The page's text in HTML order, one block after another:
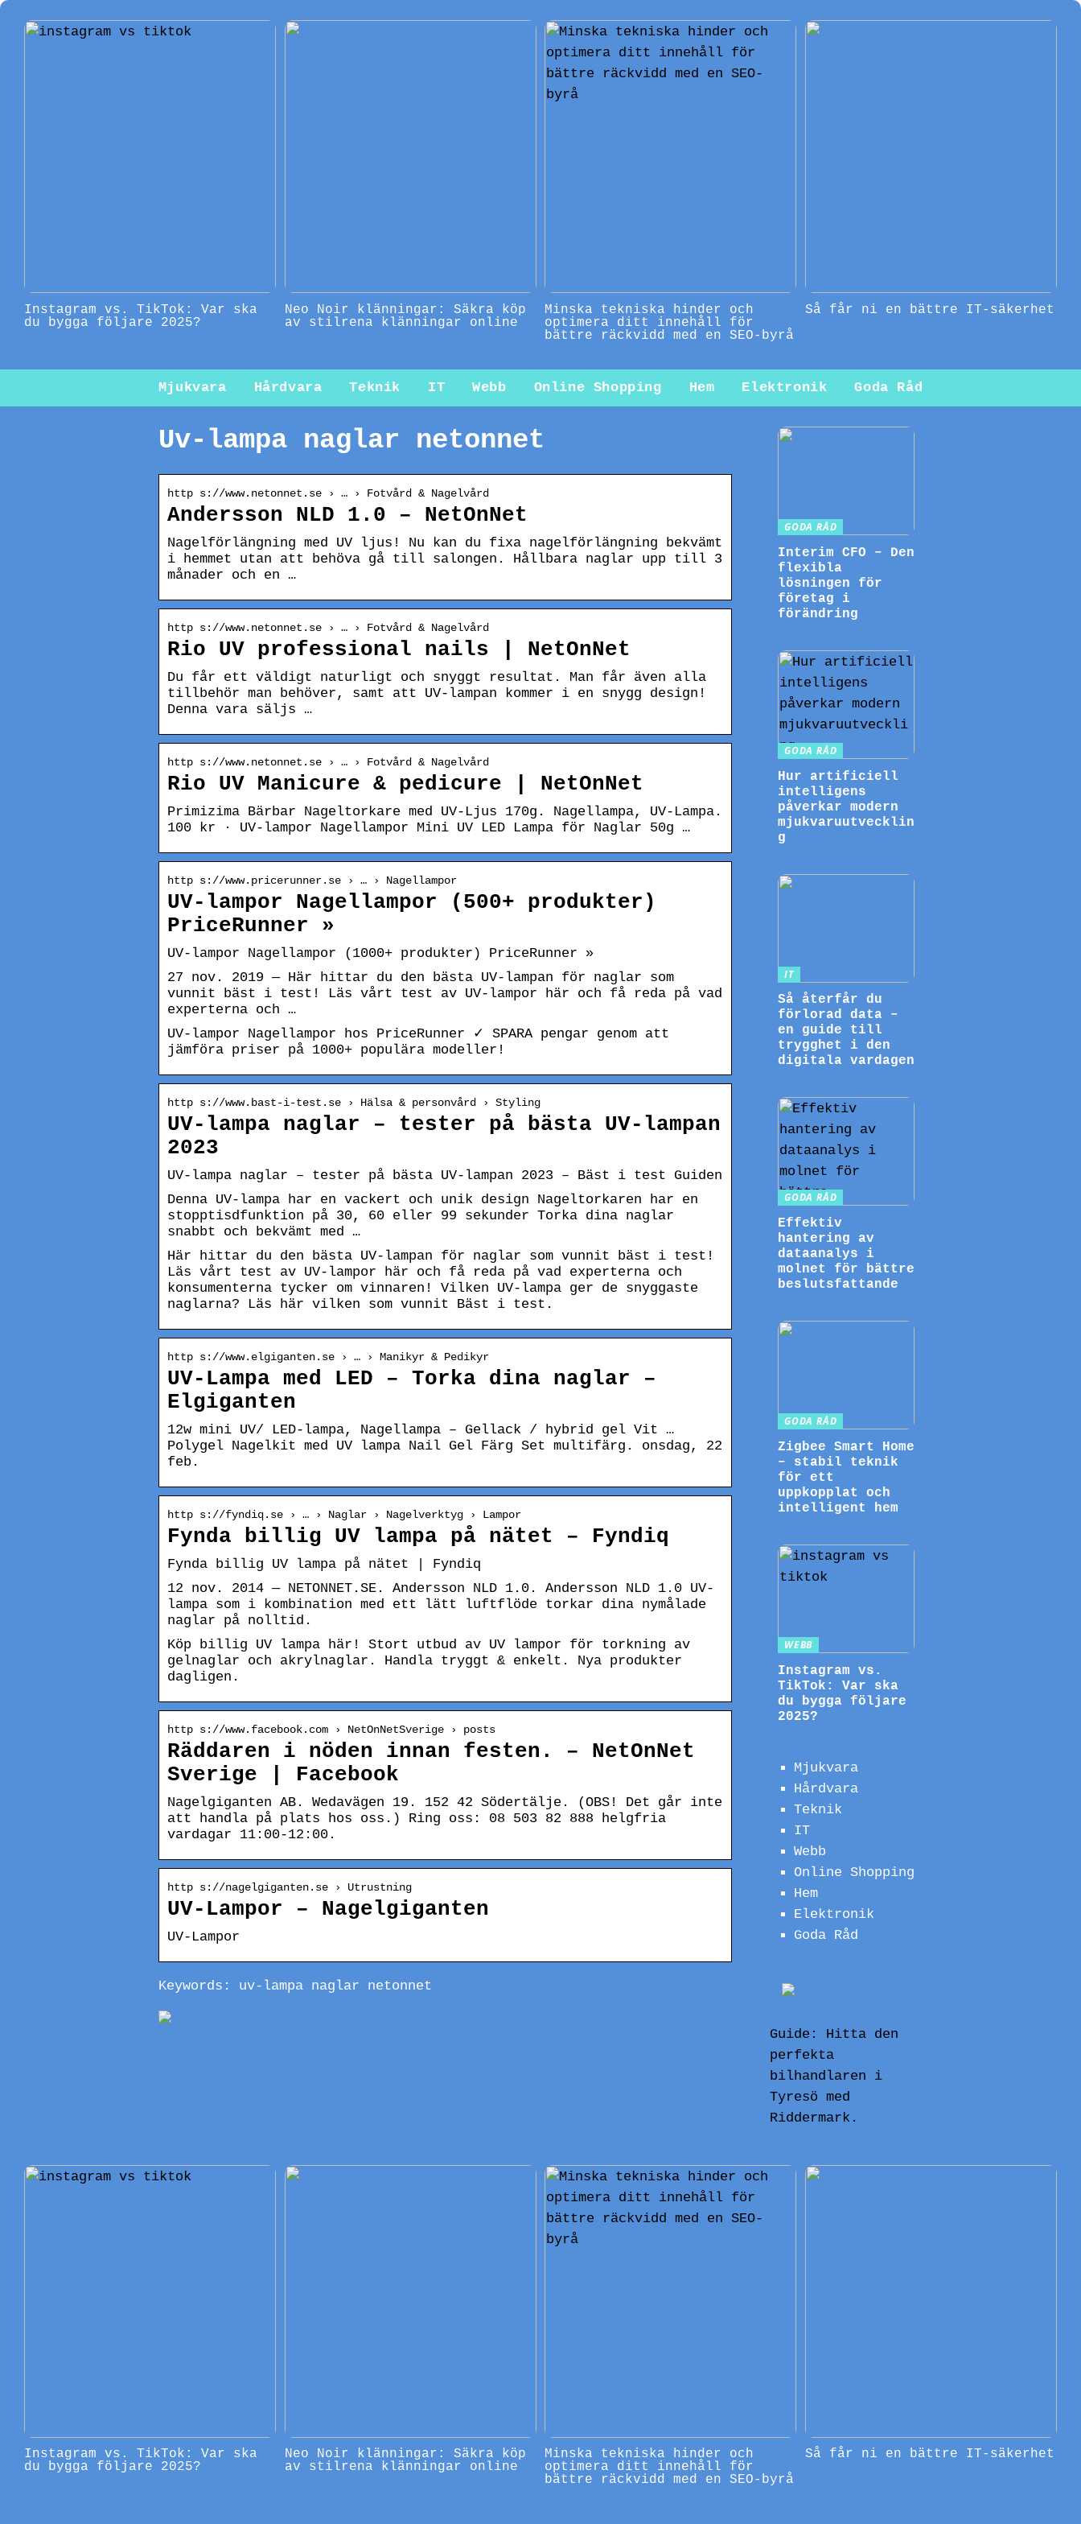
Instagram vs. TikTok: Var ska
du bygga följare 2025?
Neo Noir klänningar: Säkra köp
av stilrena klänningar online
Minska tekniska hinder och
optimera ditt innehåll för
bättre räckvidd med en SEO-byrå
Så får ni en bättre IT-säkerhet
Mjukvara Hårdvara Teknik IT Webb Online Shopping Hem Elektronik Goda Råd
Uv-lampa naglar netonnet
http s://www.netonnet.se › … › Fotvård & Nagelvård
Andersson NLD 1.0 – NetOnNet
Nagelförlängning med UV ljus! Nu kan du fixa nagelförlängning bekvämt
i hemmet utan att behöva gå till salongen. Hållbara naglar upp till 3
månader och en …
http s://www.netonnet.se › … › Fotvård & Nagelvård
Rio UV professional nails | NetOnNet
Du får ett väldigt naturligt och snyggt resultat. Man får även alla
tillbehör man behöver, samt att UV-lampan kommer i en snygg design!
Denna vara säljs …
http s://www.netonnet.se › … › Fotvård & Nagelvård
Rio UV Manicure & pedicure | NetOnNet
Primizima Bärbar Nageltorkare med UV-Ljus 170g. Nagellampa, UV-Lampa.
100 kr · UV-lampor Nagellampor Mini UV LED Lampa för Naglar 50g …
http s://www.pricerunner.se › … › Nagellampor
UV-lampor Nagellampor (500+ produkter)
PriceRunner »
UV-lampor Nagellampor (1000+ produkter) PriceRunner »
27 nov. 2019 — Här hittar du den bästa UV-lampan för naglar som
vunnit bäst i test! Läs vårt test av UV-lampor här och få reda på vad
experterna och …
UV-lampor Nagellampor hos PriceRunner ✓ SPARA pengar genom att
jämföra priser på 1000+ populära modeller!
http s://www.bast-i-test.se › Hälsa & personvård › Styling
UV-lampa naglar – tester på bästa UV-lampan
2023
UV-lampa naglar – tester på bästa UV-lampan 2023 – Bäst i test Guiden
Denna UV-lampa har en vackert och unik design Nageltorkaren har en
stopptisdfunktion på 30, 60 eller 99 sekunder Torka dina naglar
snabbt och bekvämt med …
Här hittar du den bästa UV-lampan för naglar som vunnit bäst i test!
Läs vårt test av UV-lampor här och få reda på vad experterna och
konsumenterna tycker om vinnaren! Vilken UV-lampa ger de snyggaste
naglarna? Läs här vilken som vunnit Bäst i test.
http s://www.elgiganten.se › … › Manikyr & Pedikyr
UV-Lampa med LED – Torka dina naglar –
Elgiganten
12w mini UV/ LED-lampa, Nagellampa – Gellack / hybrid gel Vit …
Polygel Nagelkit med UV lampa Nail Gel Färg Set multifärg. onsdag, 22
feb.
http s://fyndiq.se › … › Naglar › Nagelverktyg › Lampor
Fynda billig UV lampa på nätet – Fyndiq
Fynda billig UV lampa på nätet | Fyndiq
12 nov. 2014 — NETONNET.SE. Andersson NLD 1.0. Andersson NLD 1.0 UV-
lampa som i kombination med ett lätt luftflöde torkar dina nymålade
naglar på nolltid.
Köp billig UV lampa här! Stort utbud av UV lampor för torkning av
gelnaglar och akrylnaglar. Handla tryggt & enkelt. Nya produkter
dagligen.
http s://www.facebook.com › NetOnNetSverige › posts
Räddaren i nöden innan festen. – NetOnNet
Sverige | Facebook
Nagelgiganten AB. Wedavägen 19. 152 42 Södertälje. (OBS! Det går inte
att handla på plats hos oss.) Ring oss: 08 503 82 888 helgfria
vardagar 11:00-12:00.
http s://nagelgiganten.se › Utrustning
UV-Lampor – Nagelgiganten
UV-Lampor
Keywords: uv-lampa naglar netonnet
GODA RÅD
Interim CFO – Den
flexibla
lösningen för
företag i
förändring
GODA RÅD
Hur artificiell
intelligens
påverkar modern
mjukvaruutvecklin
g
IT
Så återfår du
förlorad data –
en guide till
trygghet i den
digitala vardagen
GODA RÅD
Effektiv
hantering av
dataanalys i
molnet för bättre
beslutsfattande
GODA RÅD
Zigbee Smart Home
– stabil teknik
för ett
uppkopplat och
intelligent hem
WEBB
Instagram vs.
TikTok: Var ska
du bygga följare
2025?
Mjukvara
Hårdvara
Teknik
IT
Webb
Online Shopping
Hem
Elektronik
Goda Råd
Guide: Hitta den
perfekta
bilhandlaren i
Tyresö med
Riddermark.
Instagram vs. TikTok: Var ska
du bygga följare 2025?
Neo Noir klänningar: Säkra köp
av stilrena klänningar online
Minska tekniska hinder och
optimera ditt innehåll för
bättre räckvidd med en SEO-byrå
Så får ni en bättre IT-säkerhet